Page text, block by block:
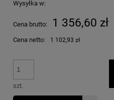
Wysyłka w:
Cena brutto: 1 356,60 zł
Cena netto: 1 102,93 zł
szt.